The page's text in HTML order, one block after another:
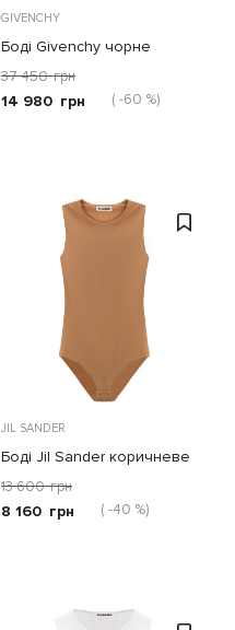
GIVENCHY
Боді Givenchy чорне
37 450 грн
14 980 грн ( -60 %)
JIL SANDER
Боді Jil Sander коричневе
13 600 грн
8 160 грн ( -40 %)